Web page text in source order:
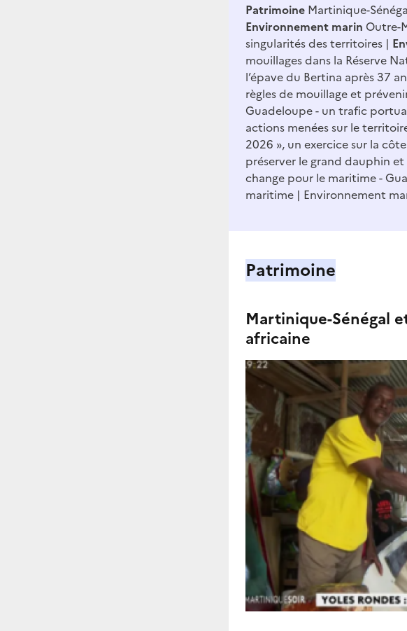
Patrimoine Martinique-
Environnement marin Outre-
singularités des territoires
mouillages dans la Réserve
l’épave du Bertina après 37
règles de mouillage et
Guadeloupe - un trafic
actions menées sur le
2026 », un exercice sur la
préserver le grand dauphin et
change pour le maritime-
maritime
Environnement
Patrimoine
Martinique-Sénégal
africaine